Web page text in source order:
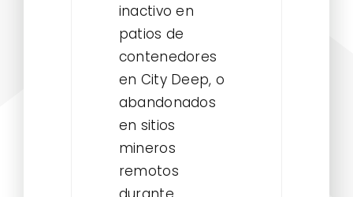
inactivo en
patios de
contenedores
en City Deep, o
abandonados
en sitios
mineros
remotos